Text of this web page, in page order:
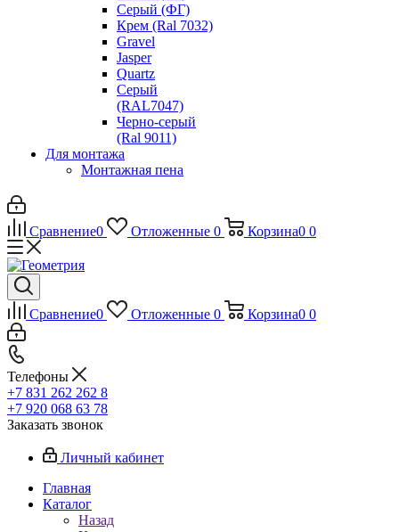
Серый (ФГ)
Крем (Ral 7032)
Gravel
Jasper
Quartz
Серый
(RAL7047)
Черно-серый
(Ral 9011)
Для монтажа
Монтажная пена
Сравнение0 Отложенные 0 Корзина0 0
Сравнение0 Отложенные 0 Корзина0 0
Телефоны
+7 831 262 262 8
+7 920 068 63 78
Заказать звонок
Личный кабинет
Главная
Каталог
Назад